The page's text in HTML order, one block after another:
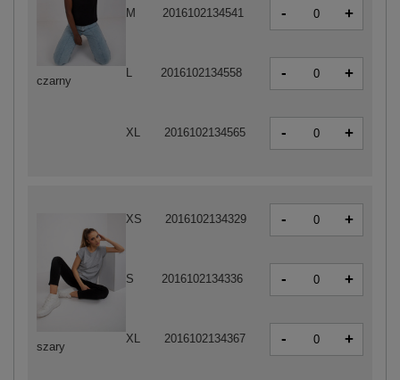
czarny
M 2016102134541 - +
L 2016102134558 - +
XL 2016102134565 - +
szary
XS 2016102134329 - +
S 2016102134336 - +
XL 2016102134367 - +